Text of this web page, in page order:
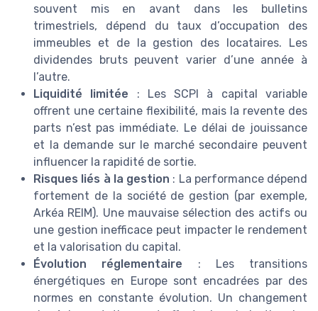
souvent mis en avant dans les bulletins
trimestriels, dépend du taux d’occupation des
immeubles et de la gestion des locataires. Les
dividendes bruts peuvent varier d’une année à
l’autre.
Liquidité limitée : Les SCPI à capital variable
offrent une certaine flexibilité, mais la revente des
parts n’est pas immédiate. Le délai de jouissance
et la demande sur le marché secondaire peuvent
influencer la rapidité de sortie.
Risques liés à la gestion : La performance dépend
fortement de la société de gestion (par exemple,
Arkéa REIM). Une mauvaise sélection des actifs ou
une gestion inefficace peut impacter le rendement
et la valorisation du capital.
Évolution réglementaire : Les transitions
énergétiques en Europe sont encadrées par des
normes en constante évolution. Un changement